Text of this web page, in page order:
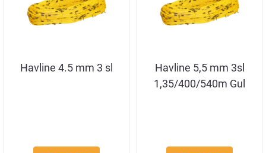
Havline 4.5 mm 3 sl
Havline 5,5 mm 3sl
1,35/400/540m Gul